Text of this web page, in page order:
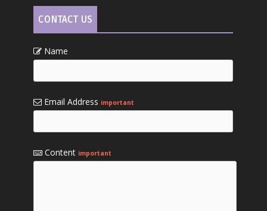
CONTACT US
Name
Email Address important
Content important